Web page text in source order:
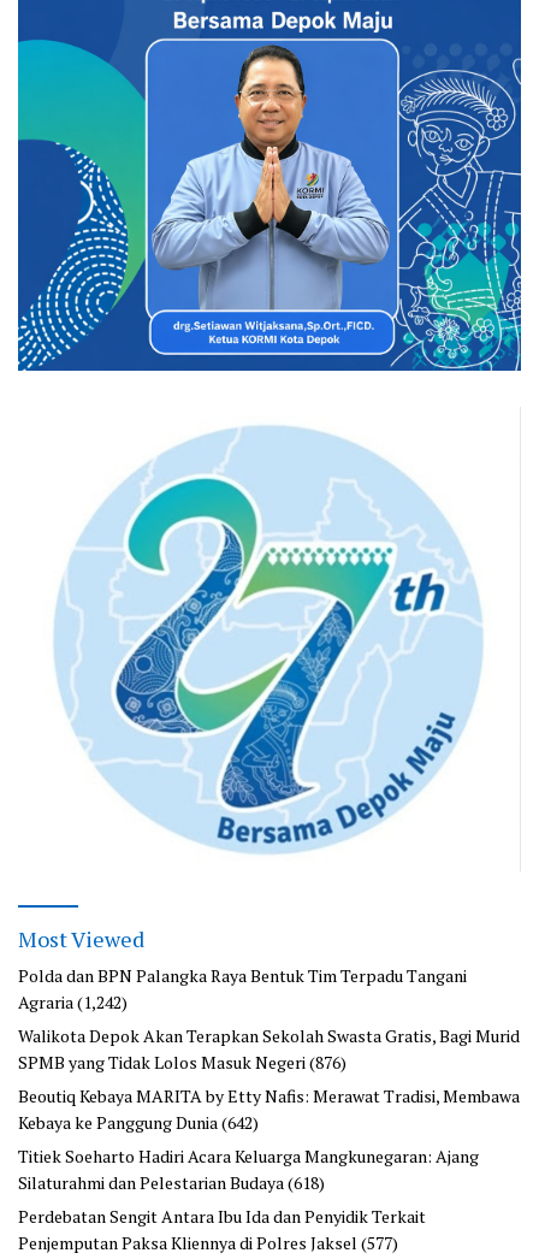
Most Viewed
Polda dan BPN Palangka Raya Bentuk Tim Terpadu Tangani
Agraria(1,242)
Walikota Depok Akan Terapkan Sekolah Swasta Gratis, Bagi Murid
SPMB yang Tidak Lolos Masuk Negeri(876)
Beoutiq Kebaya MARITA by Etty Nafis: Merawat Tradisi, Membawa
Kebaya ke Panggung Dunia(642)
Titiek Soeharto Hadiri Acara Keluarga Mangkunegaran: Ajang
Silaturahmi dan Pelestarian Budaya(618)
Perdebatan Sengit Antara Ibu Ida dan Penyidik Terkait
Penjemputan Paksa Kliennya di Polres Jaksel (577)